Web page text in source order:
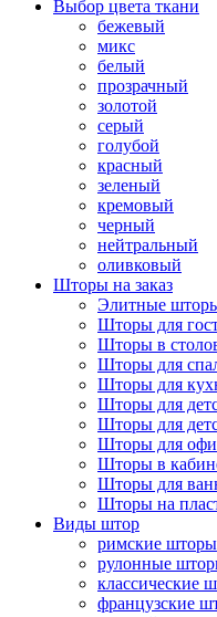
Выбор цвета ткани
бежевый
микс
белый
прозрачный
золотой
серый
голубой
красный
зеленый
кремовый
черный
нейтральный
оливковый
Шторы на заказ
Элитные
Шторы для
Шторы в
Шторы для
Шторы для
Шторы для
Шторы для
Шторы для
Шторы в
Шторы для
Шторы на
Виды штор
римские шторы
рулонные
классические
французские